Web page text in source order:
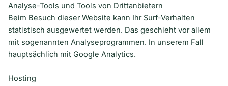
Analyse-Tools und Tools von Drittanbietern
Beim Besuch dieser Website kann Ihr Surf-Verhalten
statistisch ausgewertet werden. Das geschieht vor allem
mit sogenannten Analyseprogrammen. In unserem Fall
hauptsächlich mit Google Analytics.
Hosting